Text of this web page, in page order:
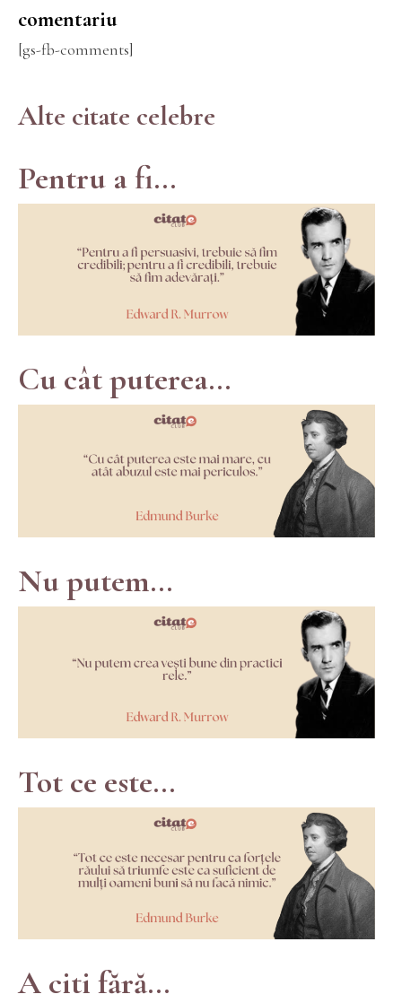
comentariu
[gs-fb-comments]
Alte citate celebre
Pentru a fi...
Cu cât puterea...
Nu putem...
Tot ce este...
A citi fără...